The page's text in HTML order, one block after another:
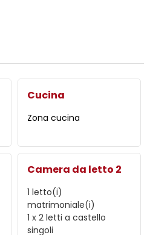
Cucina
Zona cucina
Camera da letto 2
1 letto(i)
matrimoniale(i)
1 x 2 letti a castello
singoli